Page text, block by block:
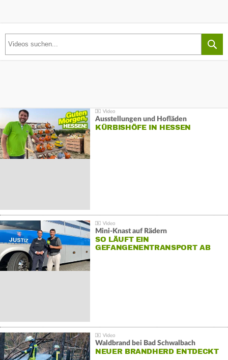
Ausstellungen und Hofläden
KÜRBISHÖFE IN HESSEN
Mini-Knast auf Rädern
SO LÄUFT EIN
GEFANGENENTRANSPORT AB
Waldbrand bei Bad Schwalbach
NEUER BRANDHERD ENTDECKT